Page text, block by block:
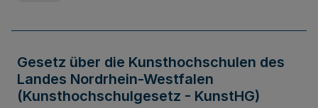
Gesetz über die Kunsthochschulen des
Landes Nordrhein-Westfalen
(Kunsthochschulgesetz - KunstHG)